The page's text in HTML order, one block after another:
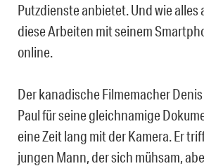
Putzdienste anbietet. Und wie alles
diese Arbeiten mit seinem
online.
Der kanadische Filmemacher
Paul für seine gleichnamige
eine Zeit lang mit der Kamera. Er
jungen Mann, der sich mühsam,